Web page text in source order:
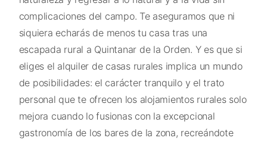
complicaciones del campo. Te aseguramos que ni
siquiera echarás de menos tu casa tras una
escapada rural a Quintanar de la Orden. Y es que si
eliges el alquiler de casas rurales implica un mundo
de posibilidades: el carácter tranquilo y el trato
personal que te ofrecen los alojamientos rurales solo
mejora cuando lo fusionas con la excepcional
gastronomía de los bares de la zona, recreándote